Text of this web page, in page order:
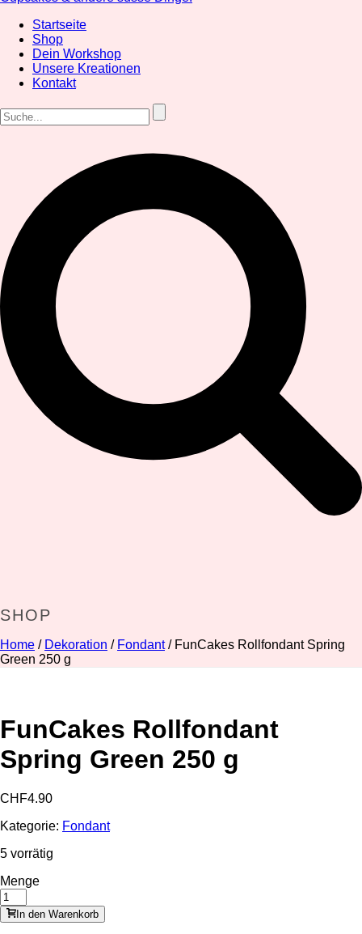
Startseite
Shop
Dein Workshop
Unsere Kreationen
Kontakt
SHOP
Home / Dekoration / Fondant/ FunCakes Rollfondant Spring
Green 250 g
FunCakes Rollfondant
Spring Green 250 g
CHF4.90
Kategorie: Fondant
5 vorrätig
Menge
In den Warenkorb